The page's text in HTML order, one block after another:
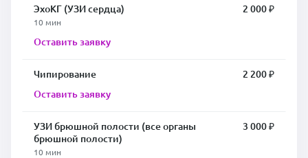
ЭхоКГ (УЗИ сердца)
10 мин
2 000 ₽
Оставить заявку
Чипирование
2 200 ₽
Оставить заявку
УЗИ брюшной полости (все органы
брюшной полости)
10 мин
3 000 ₽